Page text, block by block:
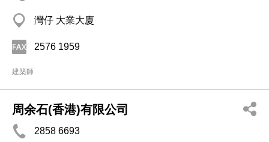
灣仔 大業大廈
2576 1959
建築師
周余石(香港)有限公司
2858 6693